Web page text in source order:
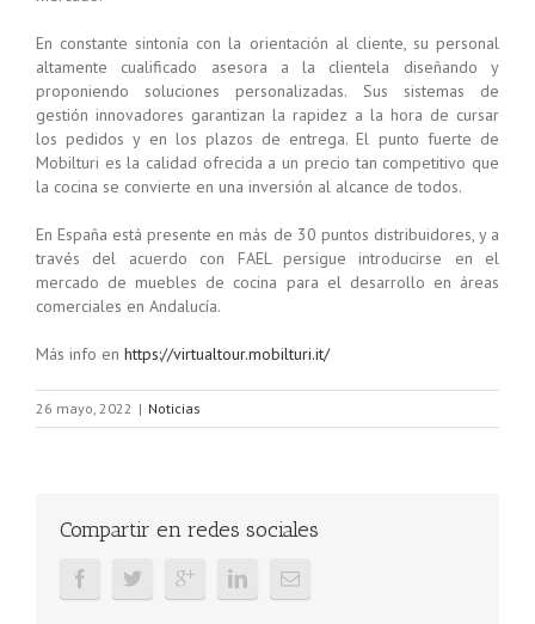
En constante sintonía con la orientación al cliente, su personal
altamente cualificado asesora a la clientela diseñando y
proponiendo soluciones personalizadas. Sus sistemas de
gestión innovadores garantizan la rapidez a la hora de cursar
los pedidos y en los plazos de entrega. El punto fuerte de
Mobilturi es la calidad ofrecida a un precio tan competitivo que
la cocina se convierte en una inversión al alcance de todos.
En España está presente en más de 30 puntos distribuidores, y a
través del acuerdo con FAEL persigue introducirse en el
mercado de muebles de cocina para el desarrollo en áreas
comerciales en Andalucía.
Más info en https://virtualtour.mobilturi.it/
26 mayo, 2022 | Noticias
Compartir en redes sociales